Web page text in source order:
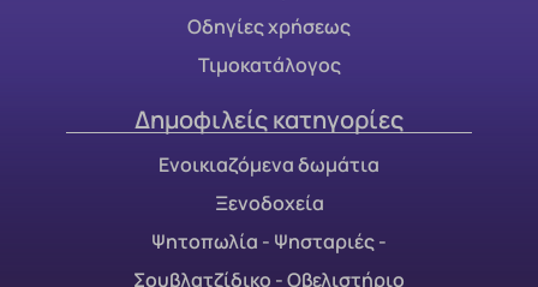
Οδηγίες χρήσεως
Τιμοκατάλογος
Δημοφιλείς κατηγορίες
Ενοικιαζόμενα δωμάτια
Ξενοδοχεία
Ψητοπωλία - Ψησταριές -
Σουβλατζίδικο - Οβελιστήριο